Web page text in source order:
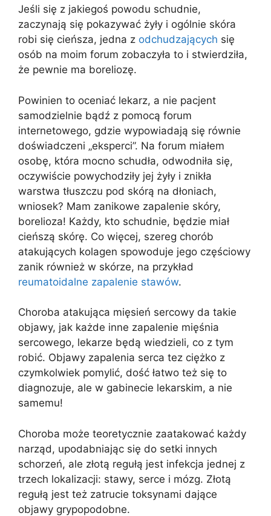
Jeśli się z jakiegoś powodu schudnie,
zaczynają się pokazywać żyły i ogólnie skóra
robi się cieńsza, jedna z odchudzających się
osób na moim forum zobaczyła to i stwierdziła,
że pewnie ma boreliozę.
Powinien to oceniać lekarz, a nie pacjent
samodzielnie bądź z pomocą forum
internetowego, gdzie wypowiadają się równie
doświadczeni „eksperci”. Na forum miałem
osobę, która mocno schudła, odwodniła się,
oczywiście powychodziły jej żyły i znikła
warstwa tłuszczu pod skórą na dłoniach,
wniosek? Mam zanikowe zapalenie skóry,
borelioza! Każdy, kto schudnie, będzie miał
cieńszą skórę. Co więcej, szereg chorób
atakujących kolagen spowoduje jego częściowy
zanik również w skórze, na przykład
reumatoidalne zapalenie stawów.
Choroba atakująca mięsień sercowy da takie
objawy, jak każde inne zapalenie mięśnia
sercowego, lekarze będą wiedzieli, co z tym
robić. Objawy zapalenia serca tez ciężko z
czymkolwiek pomylić, dość łatwo też się to
diagnozuje, ale w gabinecie lekarskim, a nie
samemu!
Choroba może teoretycznie zaatakować każdy
narząd, upodabniając się do setki innych
schorzeń, ale złotą regułą jest infekcja jednej z
trzech lokalizacji: stawy, serce i mózg. Złotą
regułą jest też zatrucie toksynami dające
objawy grypopodobne.